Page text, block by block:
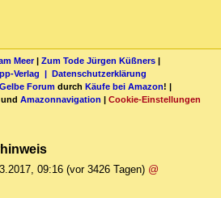
Meer| Zum Tode Jürgen Küßners |
Verlag | Datenschutzerklärung
Forum durch Käufe bei Amazon! |
und Amazonnavigation | Cookie-Einstellungen
09:16 (vor 3426 Tagen) @